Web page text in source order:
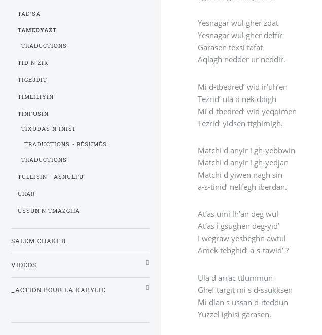
Yesnagar wul gher zdat
Yesnagar wul gher deffir
Garasen texsi tafat
Aqlagh nedder ur neddir.
Mi d-tbedred’ wid ir’uh’en
Tezrid’ ula d nek ddigh
Mi d-tbedred’ wid yeqqimen
Tezrid’ yidsen ttghimigh.
Matchi d anyir i gh-yebbwin
Matchi d anyir i gh-yedjan
Matchi d yiwen nagh sin
a-s-tinid’ neffegh iberdan.
At’as umi lh’an deg wul
At’as i gsughen deg-yid’
I wegraw yesbeghn awtul
Amek tebghid’ a-s-tawid’ ?
Ula d arrac ttlummun
Ghef targit mi s d-ssukksen
Mi dlan s ussan d-iteddun
Yuzzel ighisi garasen.
TAD’SA
TAMEDYAZT
TRADUCTIONS
TID N ZIK
TIGEJDIT
TIMLILIYIN
TINFUSIN
TIXUDAS N INISI
TRADUCTIONS - RÉSUMÉS
TRADUCTIONS
TULLISIN - ASNULFU
URAR
USSUN N TMAZGHA
SALEM CHAKER
VIDÉOS
_ACTION POUR LA KABYLIE